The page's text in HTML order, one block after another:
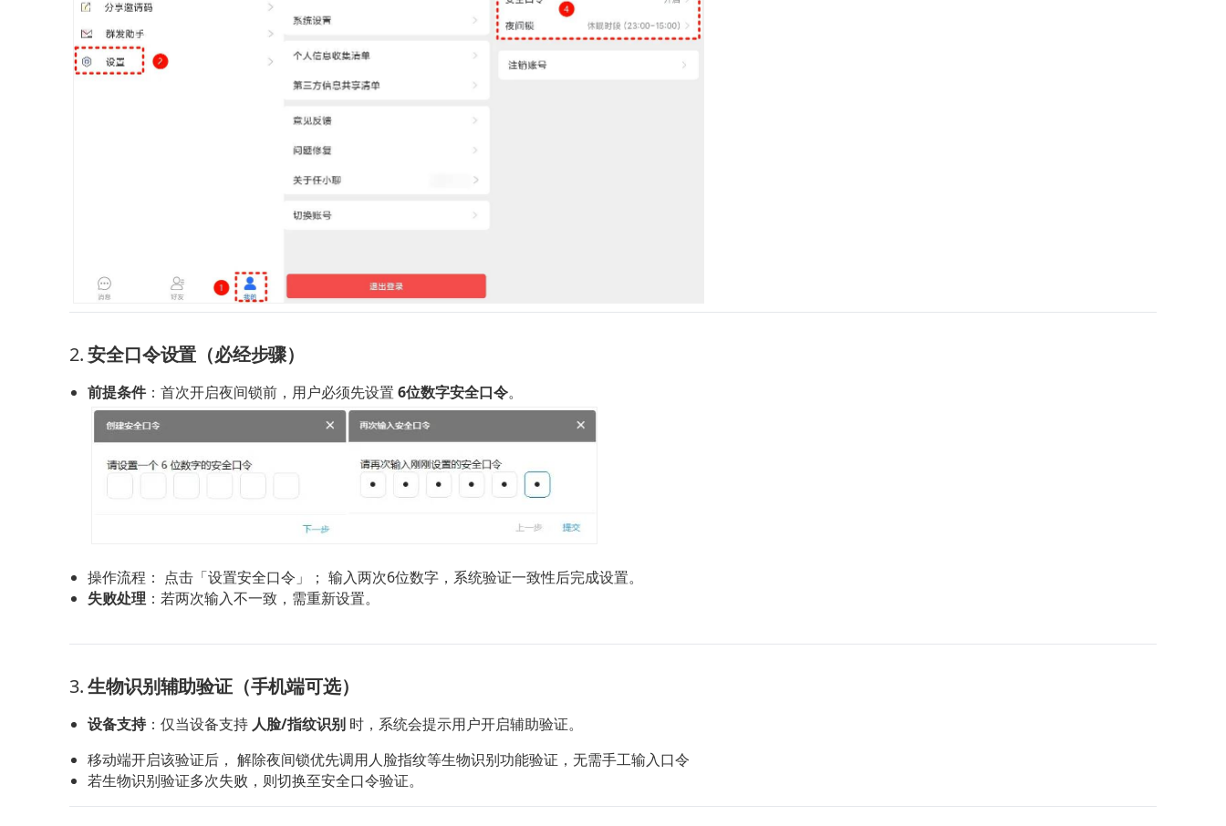
2. 安全口令设置（必经步骤）
前提条件：首次开启夜间锁前，用户必须先设置 6位数字安全口令。
操作流程： 点击「设置安全口令」； 输入两次6位数字，系统验证一致性后完成设置。
失败处理 ：若两次输入不一致，需重新设置。
3. 生物识别辅助验证（手机端可选）
设备支持：仅当设备支持 人脸/指纹识别 时，系统会提示用户开启辅助验证。
移动端开启该验证后， 解除夜间锁优先调用人脸指纹等生物识别功能验证，无需手工输入口令
若生物识别验证多次失败，则切换至安全口令验证。